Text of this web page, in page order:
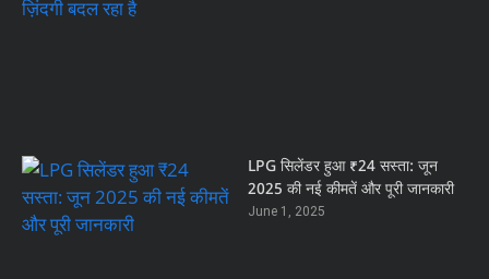
LPG सिलेंडर हुआ ₹24 सस्ता: जून
2025 की नई कीमतें और पूरी जानकारी
June 1, 2025